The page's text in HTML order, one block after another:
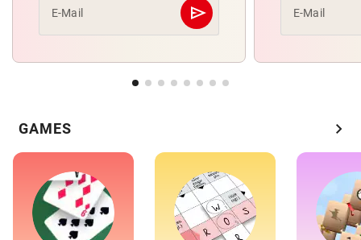
E-Mail send
Abschicken E-Mail
GAMES chevron_right